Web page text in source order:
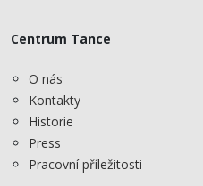
Centrum Tance
O nás
Kontakty
Historie
Press
Pracovní příležitosti